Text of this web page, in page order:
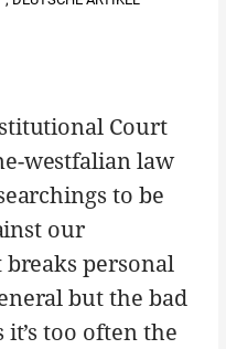
Court
westfalian law
to be
our
personal
but the bad
too often the